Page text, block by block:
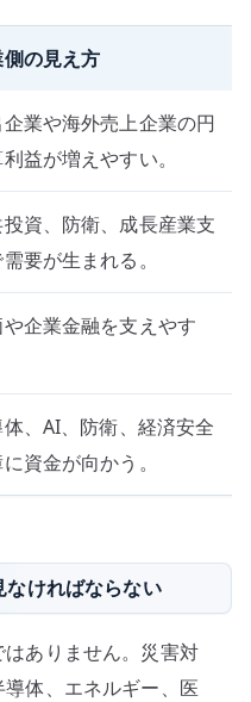
の見え方
業や海外売上企業の円
益が増えやすい。
資、防衛、成長産業支
要が生まれる。
企業金融を支えやす
、AI、防衛、経済安全
資金が向かう。
ければならない
ありません。災害対
体、エネルギー、医